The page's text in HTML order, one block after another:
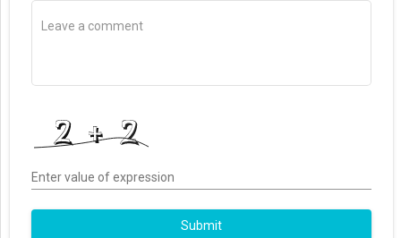
Enter value of expression
Submit